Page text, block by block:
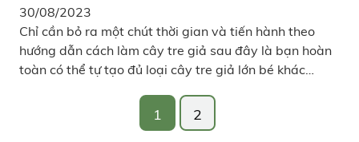
30/08/2023
Chỉ cần bỏ ra một chút thời gian và tiến hành theo
hướng dẫn cách làm cây tre giả sau đây là bạn hoàn
toàn có thể tự tạo đủ loại cây tre giả lớn bé khác
tre thật để decor cho không gian nhà mình.
1 2